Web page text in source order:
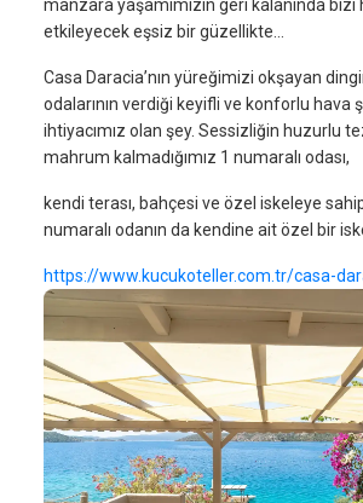
manzara yaşamımızın geri kalanında bizi
etkileyecek eşsiz bir güzellikte…
Casa Daracia’nın yüreğimizi okşayan
odalarının verdiği keyifli ve konforlu hava
ihtiyacımız olan şey. Sessizliğin huzurlu
mahrum kalmadığımız 1 numaralı odası,
kendi terası, bahçesi ve özel iskeleye
numaralı odanın da kendine ait özel bir
https://www.kucukoteller.com.tr/casa-